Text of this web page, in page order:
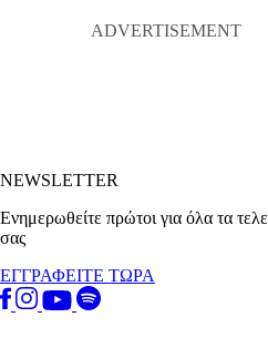
NEWSLETTER
Ενημερωθείτε πρώτοι για όλα τα
σας
ΕΓΓΡΑΦΕΙΤΕ ΤΩΡΑ